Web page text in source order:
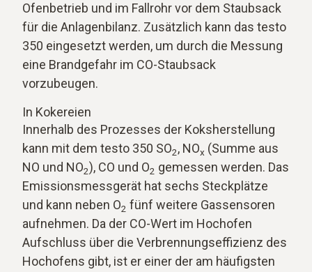
Ofenbetrieb und im Fallrohr vor dem Staubsack
für die Anlagenbilanz. Zusätzlich kann das testo
350 eingesetzt werden, um durch die Messung
eine Brandgefahr im CO-Staubsack
vorzubeugen.
In Kokereien
Innerhalb des Prozesses der Koksherstellung
kann mit dem testo 350 SO2, NOx (Summe aus
NO und NO2), CO und O2 gemessen werden. Das
Emissionsmessgerät hat sechs Steckplätze
und kann neben O2 fünf weitere Gassensoren
aufnehmen. Da der CO-Wert im Hochofen
Aufschluss über die Verbrennungseffizienz des
Hochofens gibt, ist er einer der am häufigsten